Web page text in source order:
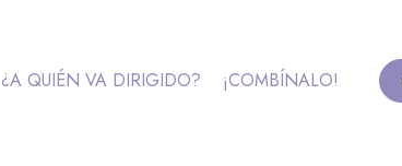
¿A QUIÉN VA DIRIGIDO? ¡COMBÍNALO!